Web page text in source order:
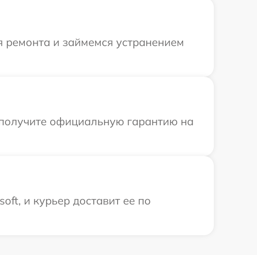
и займемся устранением
официальную гарантию на
и курьер доставит ее по